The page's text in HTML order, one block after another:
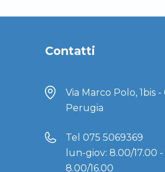
Contatti
Via Marco Polo, 1bis -
Perugia
Tel 075 5069369
lun-giov: 8.00/17.00
8.00/16.00